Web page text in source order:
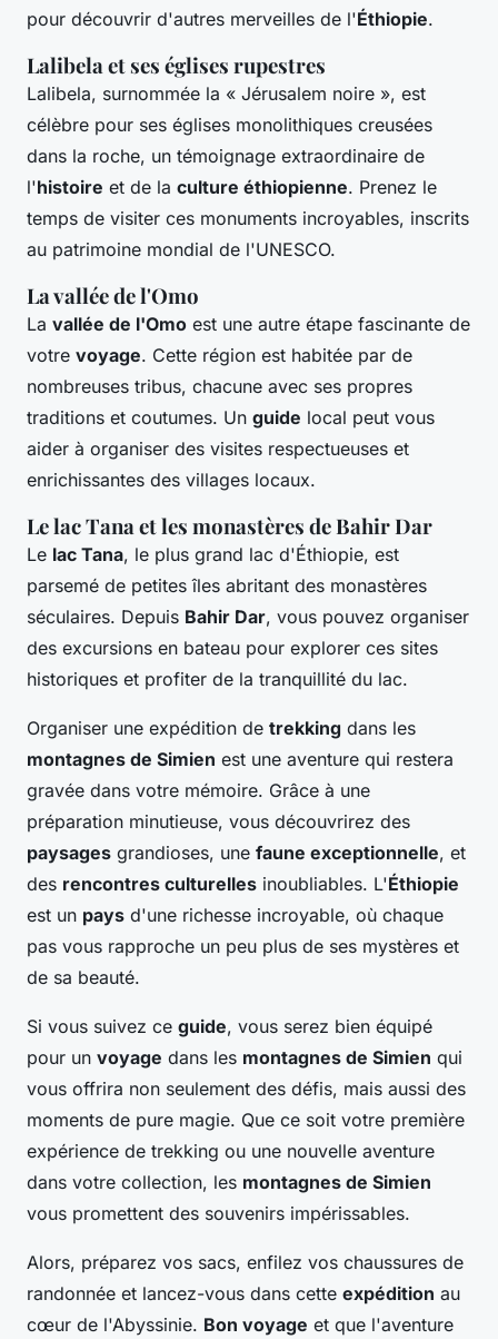
pour découvrir d'autres merveilles de l'Éthiopie.
Lalibela et ses églises rupestres
Lalibela, surnommée la « Jérusalem noire », est
célèbre pour ses églises monolithiques creusées
dans la roche, un témoignage extraordinaire de
l'histoire et de la culture éthiopienne. Prenez le
temps de visiter ces monuments incroyables, inscrits
au patrimoine mondial de l'UNESCO.
La vallée de l'Omo
La vallée de l'Omo est une autre étape fascinante de
votre voyage. Cette région est habitée par de
nombreuses tribus, chacune avec ses propres
traditions et coutumes. Un guide local peut vous
aider à organiser des visites respectueuses et
enrichissantes des villages locaux.
Le lac Tana et les monastères de Bahir Dar
Le lac Tana, le plus grand lac d'Éthiopie, est
parsemé de petites îles abritant des monastères
séculaires. Depuis Bahir Dar, vous pouvez organiser
des excursions en bateau pour explorer ces sites
historiques et profiter de la tranquillité du lac.
Organiser une expédition de trekking dans les
montagnes de Simien est une aventure qui restera
gravée dans votre mémoire. Grâce à une
préparation minutieuse, vous découvrirez des
paysages grandioses, une faune exceptionnelle, et
des rencontres culturelles inoubliables. L'Éthiopie
est un pays d'une richesse incroyable, où chaque
pas vous rapproche un peu plus de ses mystères et
de sa beauté.
Si vous suivez ce guide, vous serez bien équipé
pour un voyage dans les montagnes de Simien qui
vous offrira non seulement des défis, mais aussi des
moments de pure magie. Que ce soit votre première
expérience de trekking ou une nouvelle aventure
dans votre collection, les montagnes de Simien
vous promettent des souvenirs impérissables.
Alors, préparez vos sacs, enfilez vos chaussures de
randonnée et lancez-vous dans cette expédition au
cœur de l'Abyssinie. Bon voyage et que l'aventure